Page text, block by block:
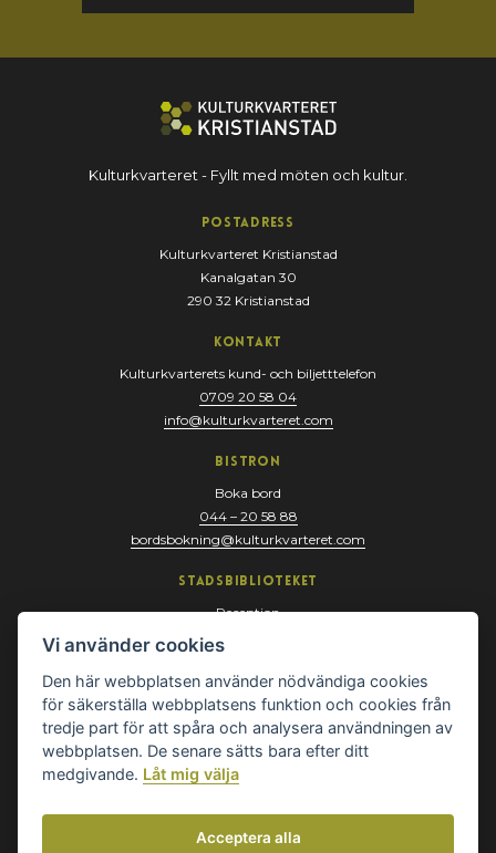
Kulturkvarteret - Fyllt med möten och kultur.
Postadress
Kulturkvarteret Kristianstad
Kanalgatan 30
290 32 Kristianstad
Kontakt
Kulturkvarterets kund- och biljetttelefon
0709 20 58 04
info@kulturkvarteret.com
Bistron
Boka bord
044 – 20 58 88
bordsbokning@kulturkvarteret.com
Stadsbiblioteket
Reception
044 – 13 67 10
Vi använder cookies
Den här webbplatsen använder nödvändiga cookies
för säkerställa webbplatsens funktion och cookies från
tredje part för att spåra och analysera användningen av
webbplatsen. De senare sätts bara efter ditt
medgivande. Låt mig välja
Acceptera alla